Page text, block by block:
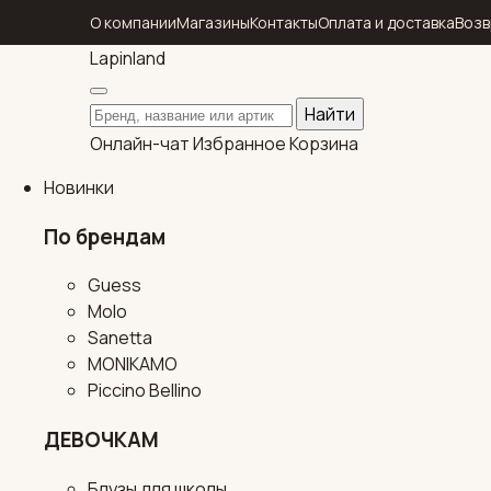
О компанииМагазиныКонтактыОплата и доставка
Lapinland
Поиск по каталогу
Найти
Онлайн-чатИзбранноеКорзина
Новинки
По брендам
Guess
Molo
Sanetta
MONIKAMO
Piccino Bellino
ДЕВОЧКАМ